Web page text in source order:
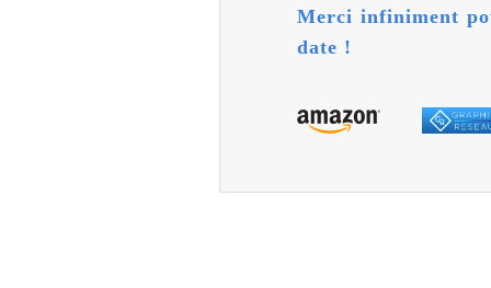
Merci infiniment
date !